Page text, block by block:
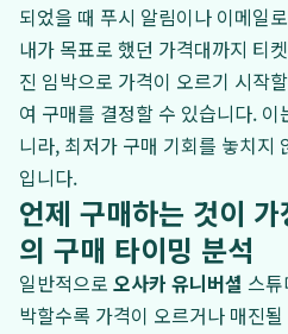
되었을 때 푸시 알림이나 이메일
내가 목표로 했던 가격대까지 티
진 임박으로 가격이 오르기 시작
여 구매를 결정할 수 있습니다.
니라, 최저가 구매 기회를 놓치지
입니다.
언제 구매하는 것이
의 구매 타이밍 분석
일반적으로 오사카 유니버셜 스
박할수록 가격이 오르거나 매진